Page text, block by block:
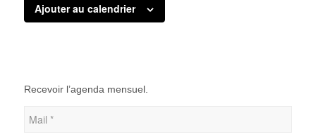
Ajouter au calendrier
Recevoir l’agenda mensuel.